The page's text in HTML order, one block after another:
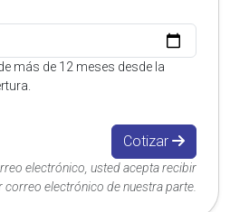
más de 12 meses desde la
Cotizar
electrónico, usted acepta recibir
electrónico de nuestra parte.